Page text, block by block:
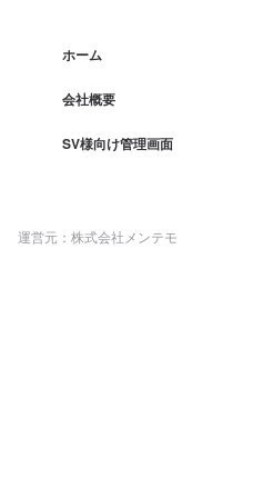
ホーム
会社概要
SV様向け管理画面
運営元：株式会社メンテモ